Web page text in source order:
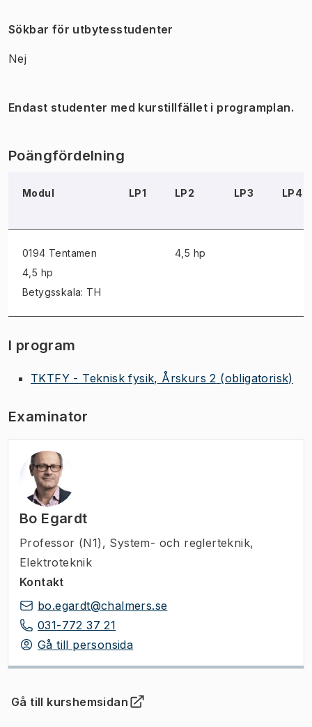
Sökbar för utbytesstudenter
Nej
Endast studenter med kurstillfället i programplan.
Poängfördelning
Modul LP1 LP2 LP3 LP4
0194 Tentamen
4,5 hp
Betygsskala: TH
4,5 hp
I program
TKTFY - Teknisk fysik, Årskurs 2 (obligatorisk)
Examinator
Bo Egardt
Professor (N1) , System- och reglerteknik,
Elektroteknik
Kontakt
bo.egardt@chalmers.se
031-772 37 21
Gå till personsida
Gå till kurshemsidan
(Öppnas i ny flik)